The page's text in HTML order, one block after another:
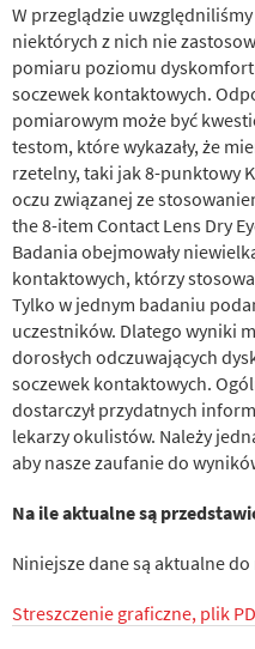
W przeglądzie
niektórych z nich nie
pomiaru poziomu
soczewek kontaktowych.
pomiarowym może być
testom, które wykazały, że
rzetelny, taki jak 8-punktowy
oczu związanej ze
the 8-item Contact Lens Dry
Badania obejmowały
kontaktowych, którzy
Tylko w jednym badaniu
uczestników. Dlatego wyniki
dorosłych odczuwających
soczewek kontaktowych.
dostarczył przydatnych
lekarzy okulistów. Należy
aby nasze zaufanie do
Na ile aktualne są
Niniejsze dane są aktualne
Streszczenie graficzne, plik